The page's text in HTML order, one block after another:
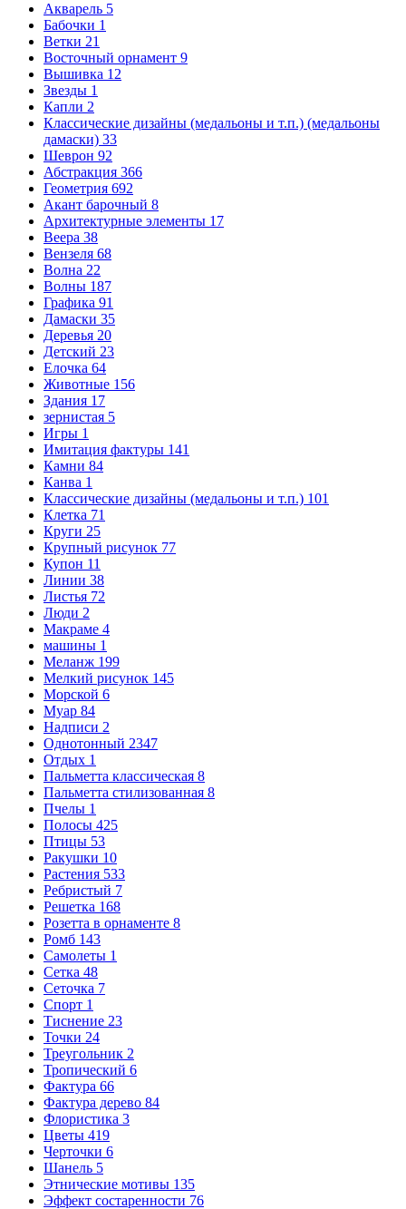
Акварель 5
Бабочки 1
Ветки 21
Восточный орнамент 9
Вышивка 12
Звезды 1
Капли 2
Классические дизайны (медальоны и т.п.) (медальоны
дамаски) 33
Шеврон 92
Абстракция 366
Геометрия 692
Акант барочный 8
Архитектурные элементы 17
Веера 38
Вензеля 68
Волна 22
Волны 187
Графика 91
Дамаски 35
Деревья 20
Детский 23
Елочка 64
Животные 156
Здания 17
зернистая 5
Игры 1
Имитация фактуры 141
Камни 84
Канва 1
Классические дизайны (медальоны и т.п.) 101
Клетка 71
Круги 25
Крупный рисунок 77
Купон 11
Линии 38
Листья 72
Люди 2
Макраме 4
машины 1
Меланж 199
Мелкий рисунок 145
Морской 6
Муар 84
Надписи 2
Однотонный 2347
Отдых 1
Пальметта классическая 8
Пальметта стилизованная 8
Пчелы 1
Полосы 425
Птицы 53
Ракушки 10
Растения 533
Ребристый 7
Решетка 168
Розетта в орнаменте 8
Ромб 143
Самолеты 1
Сетка 48
Сеточка 7
Спорт 1
Тиснение 23
Точки 24
Треугольник 2
Тропический 6
Фактура 66
Фактура дерево 84
Флористика 3
Цветы 419
Черточки 6
Шанель 5
Этнические мотивы 135
Эффект состаренности 76